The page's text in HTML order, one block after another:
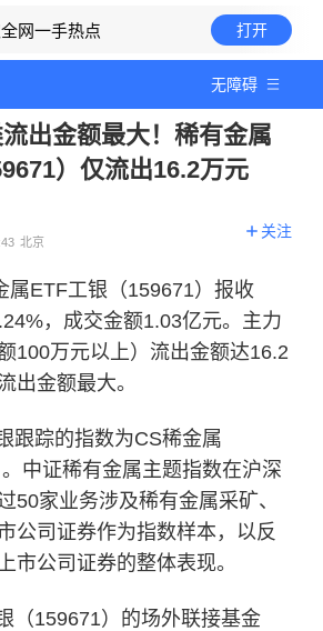
全网一手热点 打开
无障碍
出金额最大！稀有金属
）仅流出16.2万元
北京
关注
属ETF工银（159671）报收
，成交金额1.03亿元。主力
100万元以上）流出金额达16.2
出金额最大。
跟踪的指数为CS稀金属
。中证稀有金属主题指数在沪深
50家业务涉及稀有金属采矿、
公司证券作为指数样本，以反
市公司证券的整体表现。
（159671）的场外联接基金